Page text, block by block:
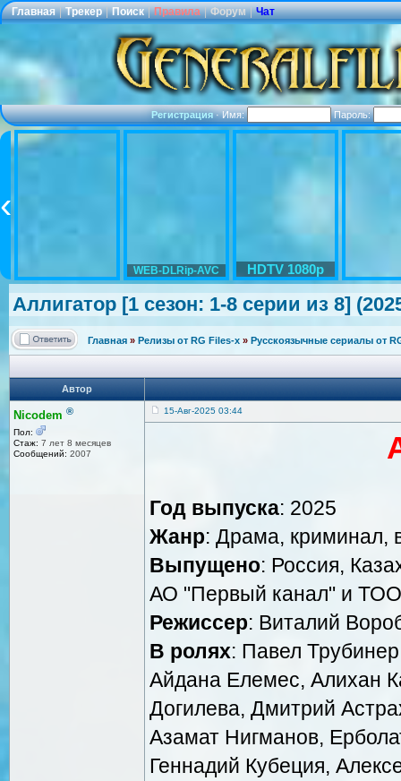
Главная | Трекер | Поиск | Правила | Форум | Чат
Регистрация·Имя: Пароль:
WEB-DLRip-AVC HDTV 1080p
Аллигатор [1 сезон: 1-8 серии из 8]
Главная » Релизы от RG Files-x » Русскоязычные сериалы от
Автор
Nicodem ®
Пол:
Стаж: 7 лет 8 месяцев
Сообщений: 2007
15-Авг-2025 03:44
Год выпуска: 2025
Жанр: Драма, криминал,
Выпущено: Россия,
АО "Первый канал" и
Режиссер: Виталий
В ролях: Павел
Айдана Елемес, Алихан
Догилева, Дмитрий
Азамат Нигманов,
Геннадий Кубеция,